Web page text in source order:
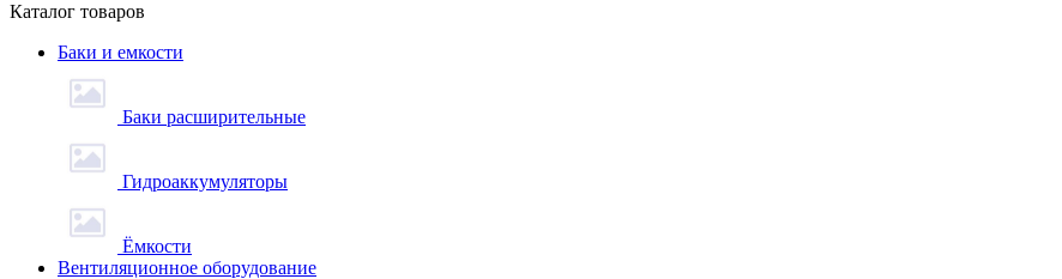
Каталог товаров
Баки и емкости
Баки расширительные
Гидроаккумуляторы
Ёмкости
Вентиляционное оборудование